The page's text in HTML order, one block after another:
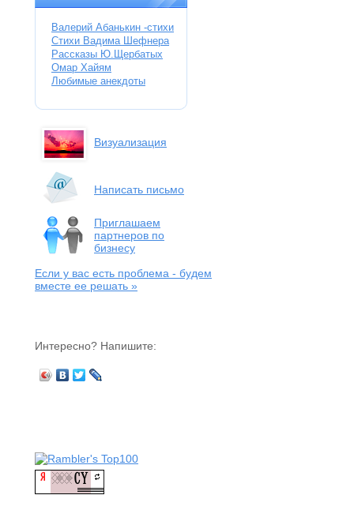
Валерий Абанькин -стихи
Стихи Вадима Шефнера
Рассказы Ю.Щербатых
Омар Хайям
Любимые анекдоты
Визуализация
Написать письмо
Приглашаем
партнеров по
бизнесу
Если у вас есть проблема - будем
вместе ее решать »
Интересно? Напишите: